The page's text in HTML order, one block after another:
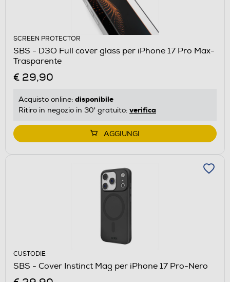
SCREEN PROTECTOR
SBS - D3O Full cover glass per iPhone 17 Pro Max-
Trasparente
€ 29,90
Acquisto online: disponibile
Ritiro in negozio in 30' gratuito: verifica
AGGIUNGI
CUSTODIE
SBS - Cover Instinct Mag per iPhone 17 Pro-Nero